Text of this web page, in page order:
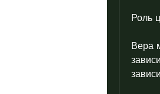
Роль
Вера